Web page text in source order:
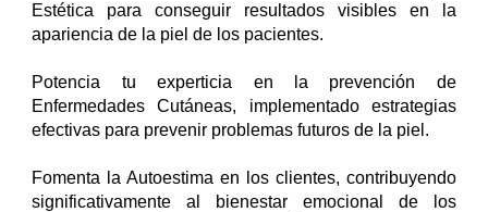
Estética para conseguir resultados visibles en la
apariencia de la piel de los pacientes.
Potencia tu experticia en la prevención de
Enfermedades Cutáneas, implementado estrategias
efectivas para prevenir problemas futuros de la piel.
Fomenta la Autoestima en los clientes, contribuyendo
significativamente al bienestar emocional de los